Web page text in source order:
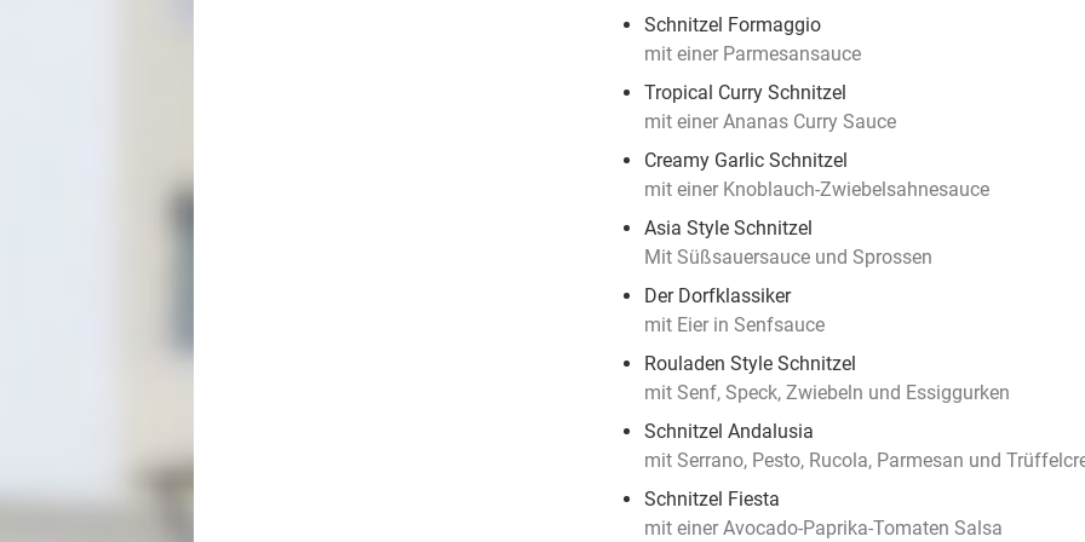
Schnitzel Formaggio
mit einer Parmesansauce
Tropical Curry Schnitzel
mit einer Ananas Curry Sauce
Creamy Garlic Schnitzel
mit einer Knoblauch-Zwiebelsahnesauce
Asia Style Schnitzel
Mit Süßsauersauce und Sprossen
Der Dorfklassiker
mit Eier in Senfsauce
Rouladen Style Schnitzel
mit Senf, Speck, Zwiebeln und Essiggurken
Schnitzel Andalusia
mit Serrano, Pesto, Rucola, Parmesan und
Schnitzel Fiesta
mit einer Avocado-Paprika-Tomaten Salsa